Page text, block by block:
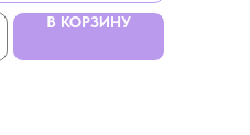
В КОРЗИНУ